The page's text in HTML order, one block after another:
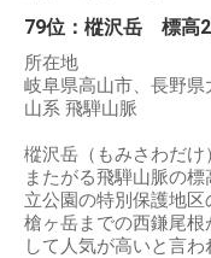
79位：樅沢岳 標高
所在地
岐阜県高山市、長野県
山系 飛騨山脈
樅沢岳（もみさわだ
またがる飛騨山脈の
立公園の特別保護地区
槍ヶ岳までの西鎌尾
して人気が高いと言わ